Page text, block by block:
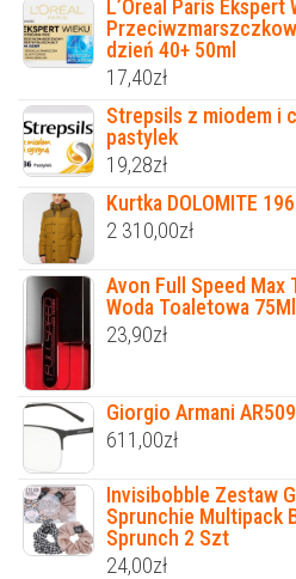
L’Oreal Paris Ekspert
dzień 40+ 50ml
17,40zł
Strepsils z miodem i
pastylek
19,28zł
Kurtka DOLOMITE
2 310,00zł
Avon Full Speed Max
Woda Toaletowa 75Ml
23,90zł
Giorgio Armani
611,00zł
Invisibobble Zestaw
Sprunchie Multipack
Sprunch 2 Szt
24,00zł